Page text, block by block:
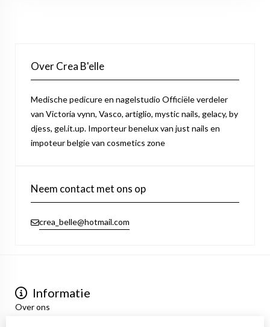
Over Crea B'elle
Medische pedicure en nagelstudio Officiële verdeler
van Victoria vynn, Vasco, artiglio, mystic nails, gelacy, by
djess, gel.it.up. Importeur benelux van just nails en
impoteur belgie van cosmetics zone
Neem contact met ons op
crea_belle@hotmail.com
Informatie
Over ons